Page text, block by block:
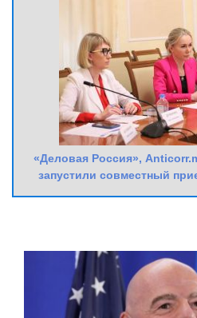
«Деловая Россия»,
запустили совместный